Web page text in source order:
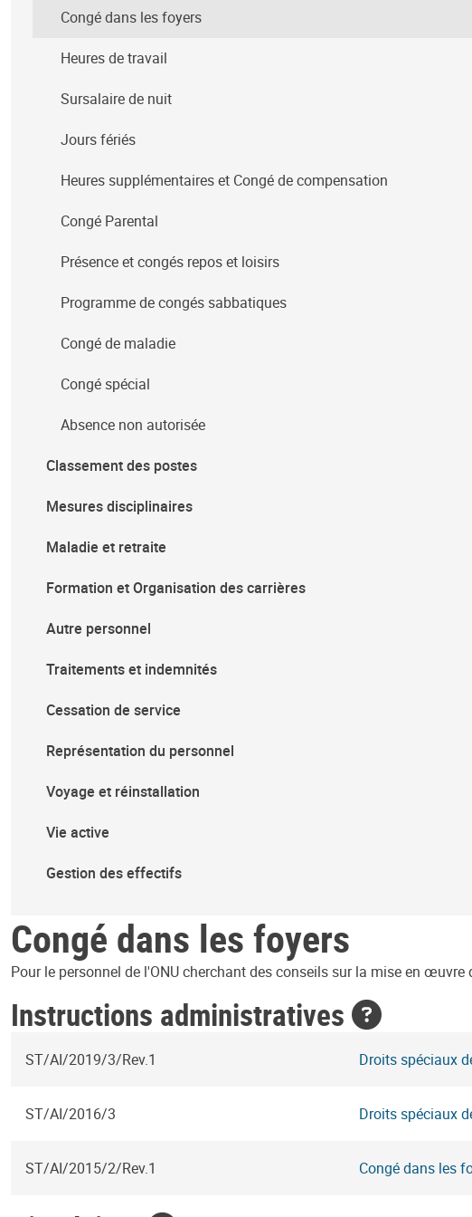
Congé dans les foyers
Heures de travail
Sursalaire de nuit
Jours fériés
Heures supplémentaires et Congé de compensation
Congé Parental
Présence et congés repos et loisirs
Programme de congés sabbatiques
Congé de maladie
Congé spécial
Absence non autorisée
Classement des postes
Mesures disciplinaires
Maladie et retraite
Formation et Organisation des carrières
Autre personnel
Traitements et indemnités
Cessation de service
Représentation du personnel
Voyage et réinstallation
Vie active
Gestion des effectifs
Congé dans les foyers
Pour le personnel de l'ONU cherchant des conseils sur la mise en
Instructions administratives
ST/AI/2019/3/Rev.1 Droits spéciaux
ST/AI/2016/3 Droits spéciaux
ST/AI/2015/2/Rev.1 Congé dans les